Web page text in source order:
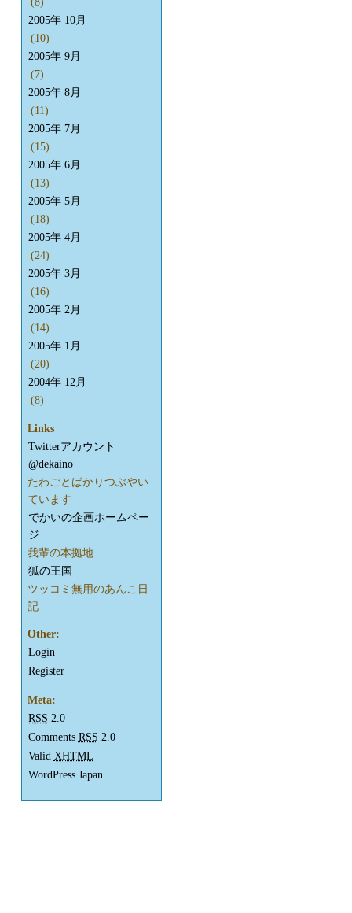
2005年 10月
(10)
2005年 9月
(7)
2005年 8月
(11)
2005年 7月
(15)
2005年 6月
(13)
2005年 5月
(18)
2005年 4月
(24)
2005年 3月
(16)
2005年 2月
(14)
2005年 1月
(20)
2004年 12月
(8)
Links
Twitterアカウント
@dekaino
たわごとばかりつぶやい
ています
でかいの企画ホームペー
ジ
我輩の本拠地
狐の王国
ツッコミ無用のあんこ日
記
Other:
Login
Register
Meta:
RSS 2.0
Comments RSS 2.0
Valid XHTML
WordPress Japan